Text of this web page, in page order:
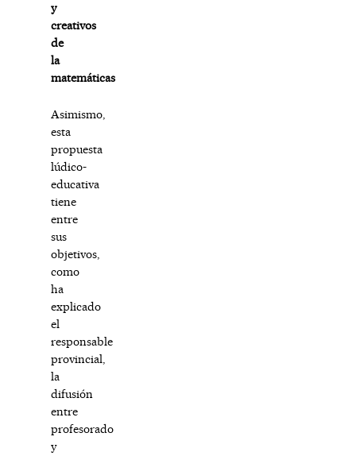
y
creativos
de
la
matemáticas
Asimismo,
esta
propuesta
lúdico-
educativa
tiene
entre
sus
objetivos,
como
ha
explicado
el
responsable
provincial,
la
difusión
entre
profesorado
y